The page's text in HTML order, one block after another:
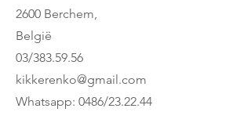
2600 Berchem,
België
03/383.59.56
kikkerenko@gmail.com
Whatsapp: 0486/23.22.44